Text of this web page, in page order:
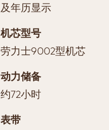
及年历显示
机芯型号
劳力士9002型机芯
动力储备
约72小时
表带